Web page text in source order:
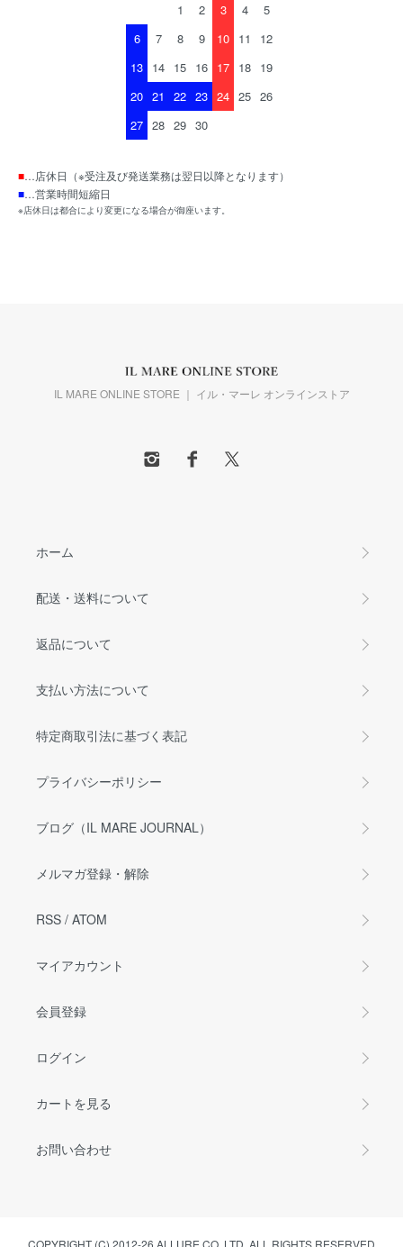
1
2 3 4
5
6
7 8 9 10 11
12
13 14 15 16 17 18 19
20 21 22 23 24 25 26
27 28 29 30
■…店休日（※受注及び発送業務は翌日以降となります）
■…営業時間短縮日
※店休日は都合により変更になる場合が御座います。
IL MARE ONLINE STORE ｜ イル・マーレ オンラインストア
ホーム
配送・送料について
返品について
支払い方法について
特定商取引法に基づく表記
プライバシーポリシー
ブログ（IL MARE JOURNAL）
メルマガ登録・解除
RSS / ATOM
マイアカウント
会員登録
ログイン
カートを見る
お問い合わせ